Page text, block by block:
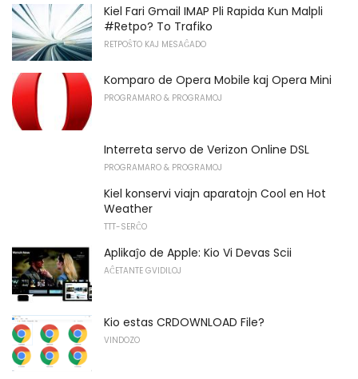
Kiel Fari Gmail IMAP Pli Rapida Kun Malpli
#Retpo? To Trafiko
RETPOŜTO KAJ MESAĜADO
Komparo de Opera Mobile kaj Opera Mini
PROGRAMARO & PROGRAMOJ
Interreta servo de Verizon Online DSL
PROGRAMARO & PROGRAMOJ
Kiel konservi viajn aparatojn Cool en Hot
Weather
TTT-SERĈO
Aplikaĵo de Apple: Kio Vi Devas Scii
AĈETANTE GVIDILOJ
Kio estas CRDOWNLOAD File?
VINDOZO